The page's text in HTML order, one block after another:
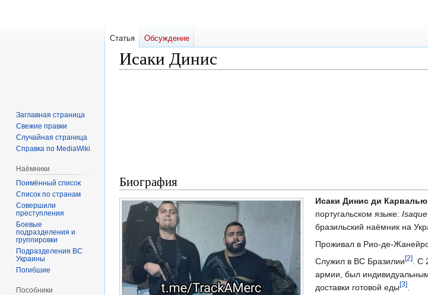
Исаки Динис
Биография
Исаки Динис ди Карвалью
португальском языке:
бразильский наёмник на
Проживал в Рио-де-
Служил в ВС Бразилии[2]. С
армии, был
доставки готовой еды[3].
Статья Обсуждение
Заглавная страница
Свежие правки
Случайная страница
Справка по MediaWiki
Наёмники
Поимённый список
Список по странам
Совершили
преступления
Боевые
подразделения и
группировки
Подразделения ВС
Украины
Погибшие
Пособники